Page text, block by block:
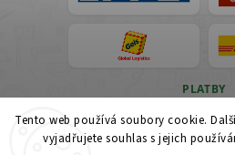
Tento web používá soubory cookie.
vyjadřujete souhlas s jejich
PLATBY